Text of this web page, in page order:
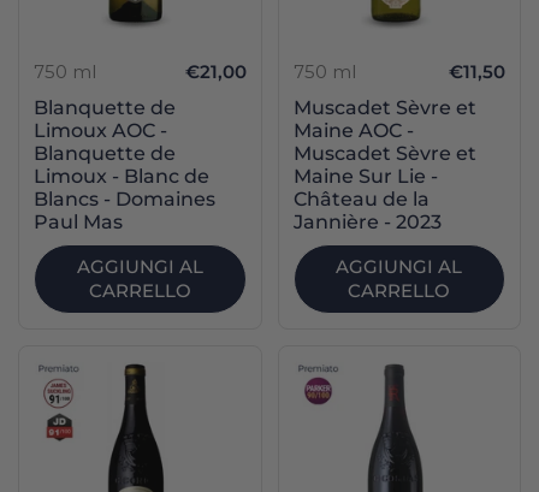
750 ml
€21,00
Blanquette de
Limoux AOC -
Blanquette de
Limoux - Blanc de
Blancs - Domaines
Paul Mas
AGGIUNGI AL
CARRELLO
750 ml
€11,50
Muscadet Sèvre et
Maine AOC -
Muscadet Sèvre et
Maine Sur Lie -
Château de la
Jannière - 2023
AGGIUNGI AL
CARRELLO